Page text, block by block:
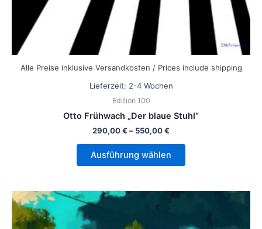
Alle Preise inklusive Versandkosten / Prices include shipping
Lieferzeit: 2-4 Wochen
Edition 100
Otto Frühwach „Der blaue Stuhl“
290,00€ – 550,00€
Ausführung wählen
werden
weist